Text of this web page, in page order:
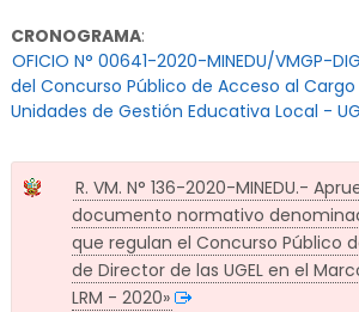
CRONOGRAMA:
OFICIO N° 00641-2020-MINEDU/VMGP-
del Concurso Público de Acceso al
Unidades de Gestión Educativa Local -
R. VM. N° 136-2020-MINEDU.-
documento normativo
que regulan el Concurso Público
de Director de las UGEL en el
LRM - 2020»